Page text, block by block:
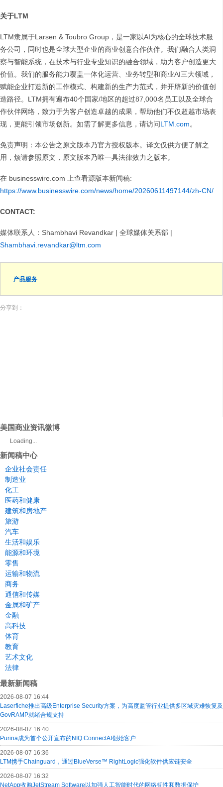
关于LTM
LTM隶属于Larsen & Toubro Group，是一家以AI为核心的全球技术服
务公司，同时也是全球大型企业的商业创意合作伙伴。我们融合人类洞
察与智能系统，在技术与行业专业知识的融合领域，助力客户创造更大
价值。我们的服务能力覆盖一体化运营、业务转型和商业AI三大领域，
赋能企业打造新的工作模式、构建新的生产力范式，并开辟新的价值创
造路径。LTM拥有遍布40个国家/地区的超过87,000名员工以及全球合
作伙伴网络，致力于为客户创造卓越的成果，帮助他们不仅超越市场表
现，更能引领市场创新。如需了解更多信息，请访问LTM.com。
免责声明：本公告之原文版本乃官方授权版本。译文仅供方便了解之
用，烦请参照原文，原文版本乃唯一具法律效力之版本。
在 businesswire.com 上查看源版本新闻稿:
https://www.businesswire.com/news/home/20260611497144/zh-CN/
CONTACT:
媒体联系人：Shambhavi Revandkar | 全球媒体关系部 |
Shambhavi.revandkar@ltm.com
产品服务
分享到：
美国商业资讯微博
Loading...
新闻稿中心
企业社会责任
制造业
化工
医药和健康
建筑和房地产
旅游
汽车
生活和娱乐
能源和环境
零售
运输和物流
商务
通信和传媒
金属和矿产
金融
高科技
体育
教育
艺术文化
法律
最新新闻稿
2026-08-07 16:44
Laserfiche推出高级Enterprise Security方案，为高度监管行业提供多区域灾难恢复及
GovRAMP就绪合规支持
2026-08-07 16:40
Purina成为首个公开宣布的NIQ ConnectAI创始客户
2026-08-07 16:36
LTM携手Chainguard，通过BlueVerse™ RightLogic强化软件供应链安全
2026-08-07 16:32
NetApp收购JetStream Software以加强人工智能时代的网络韧性和数据保护